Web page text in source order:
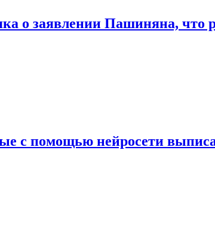
о заявлении Пашиняна, что
с помощью нейросети